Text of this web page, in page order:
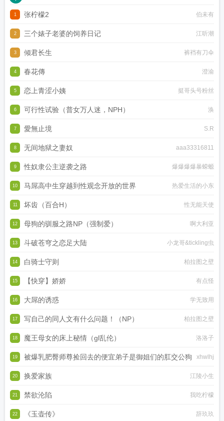
1 张柠檬2 伯未有
2 三个婊子老婆的饲养日记 江听潮
3 倾君长生 裤裆有刀伞
4 春花傳 澄渝
5 恋上青涩小姨 挺哥头号粉丝
6 可行性试验（普女万人迷，NPH） 涣
7 愛無止境 S.R
8 无间地狱之妻奴 aaa33316811
9 性奴隶公主逆袭之路 爆爆爆爆暴蝾螈
10 马屌高中生穿越到性观念开放的世界 热爱生活的小东
11 坏齿（百合H） 性无能天使
12 母狗的驯服之路NP（强制爱） 啊大利亚
13 斗破苍穹之恋足大陆 小龙哥&tickling虫
14 白骑士守则 柏拉图之壁
15 【快穿】娇娇 有点怪
16 大屌的诱惑 学无致用
17 写自己的同人文有什么问题！（NP） 柏拉图之壁
18 魔王母女的床上秘情（gl乱伦） 洛洛子
19 被爆乳肥臀师尊捡回去的便宜弟子是御姐们的肛交公狗 xhwlhj
20 换爱家族 江陵小生
21 禁欲沦陷 我吃柠檬
22 《玉壶传》 辞玖玖